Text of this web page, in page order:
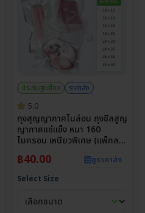
ประกันศูนย์ไทย
ราคาส่ง
5.0
ถุงสุญญากาศไนล่อน ถุงซีลสูญ
ญากาศแช่แข็ง หนา 160
ไมครอน เหนียวพิเศษ (แพ็กละ
฿40.00
ดูราคาส่ง
Select Size